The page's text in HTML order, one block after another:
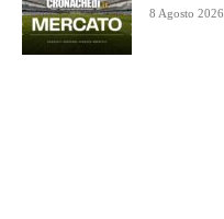
8 Agosto 2026